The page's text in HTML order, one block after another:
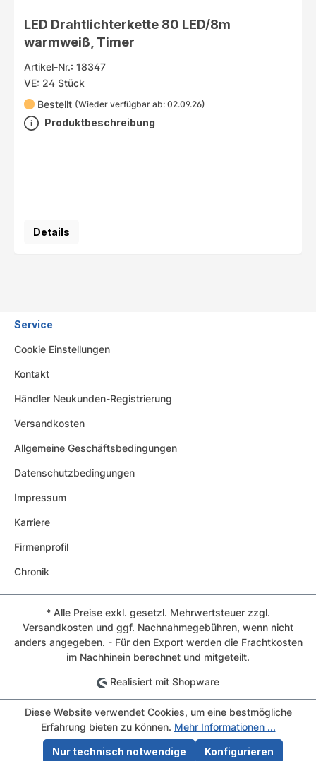
LED Drahtlichterkette 80 LED/8m
warmweiß, Timer
Artikel-Nr.: 18347
VE: 24 Stück
Bestellt (Wieder verfügbar ab: 02.09.26)
Produktbeschreibung
Details
Service
Cookie Einstellungen
Kontakt
Händler Neukunden-Registrierung
Versandkosten
Allgemeine Geschäftsbedingungen
Datenschutzbedingungen
Impressum
Karriere
Firmenprofil
Chronik
* Alle Preise exkl. gesetzl. Mehrwertsteuer zzgl.
Versandkosten und ggf. Nachnahmegebühren, wenn nicht
anders angegeben. - Für den Export werden die Frachtkosten
im Nachhinein berechnet und mitgeteilt.
Realisiert mit Shopware
Diese Website verwendet Cookies, um eine bestmögliche
Erfahrung bieten zu können. Mehr Informationen ...
Nur technisch notwendige Konfigurieren